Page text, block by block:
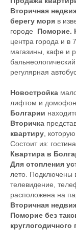
Вторичная
берегу моря в
городе Поморие.
центра города и в
магазины, кафе и
регулярная
Новостройка
лифтом и
Болгарии
Вторичка
квартиру,
Состоит из:
Квартира в
Для отопления
лето. Подключены
телевидение,
расположена на
Вторичная
Поморие без
круглогодичного